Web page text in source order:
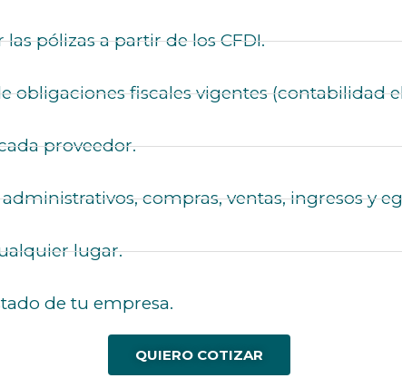
pólizas a partir de los CFDI.​
obligaciones fiscales vigentes (contabilidad
proveedor.​
compras, ventas, ingresos y
lugar.​
de tu empresa.​
QUIERO COTIZAR